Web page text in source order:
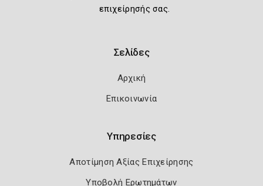
επιχείρησής σας.
Σελίδες
Αρχική
Επικοινωνία
Υπηρεσίες
Αποτίμηση Αξίας Επιχείρησης
Υποβολή Ερωτημάτων